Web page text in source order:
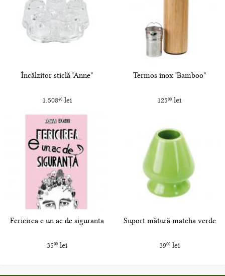
Încălzitor sticlă "Anne"
1.50840lei
Termos inox "Bamboo"
12500 lei
Fericirea e un ac de siguranta
3500lei
Suport mătură matcha verde
3900lei